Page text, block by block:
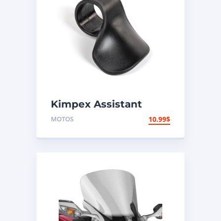
Kimpex Assistant
d’accélérateur
MOTOS 10.99$